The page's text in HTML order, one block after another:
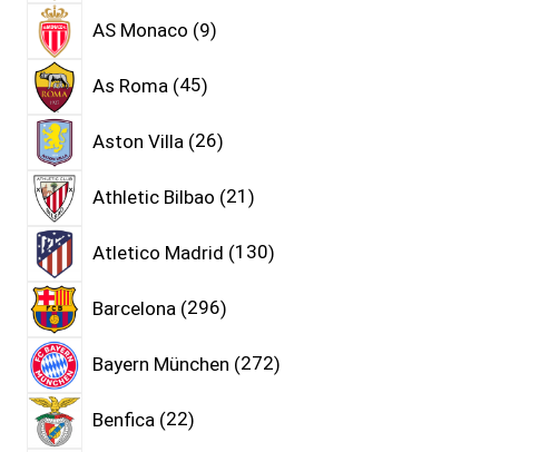
AS Monaco 9
As Roma 45
Aston Villa 26
Athletic Bilbao 21
Atletico Madrid 130
Barcelona 296
Bayern München 272
Benfica 22